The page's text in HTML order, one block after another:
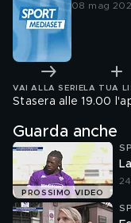
08 mag
VAI ALLA SERIE LA TUA
Stasera alle 19.00
Guarda anche
PROSSIMO VIDEO